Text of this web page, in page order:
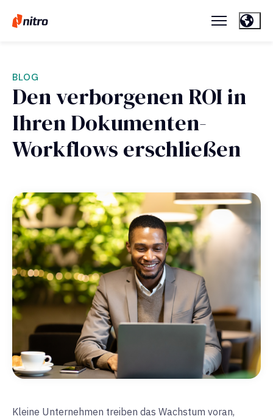
BLOG
Den verborgenen ROI in
Ihren Dokumenten-
Workflows erschließen
Kleine Unternehmen treiben das Wachstum voran,